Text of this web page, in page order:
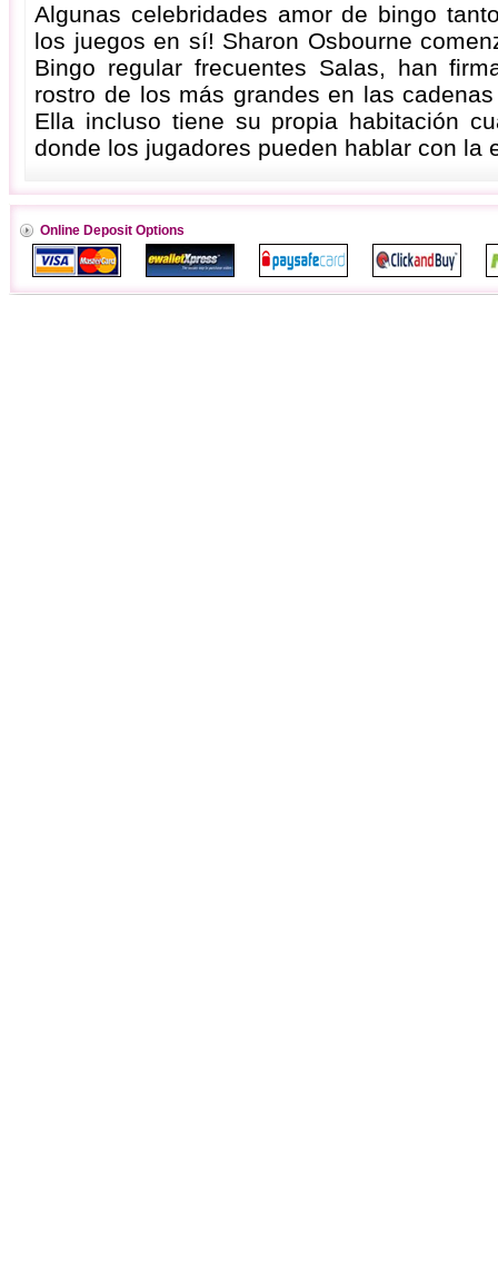
Algunas celebridades amor de bingo
los juegos en sí! Sharon Osbourne
Bingo regular frecuentes Salas, han
rostro de los más grandes en las
Ella incluso tiene su propia habitación
donde los jugadores pueden hablar con la
Online Deposit Options